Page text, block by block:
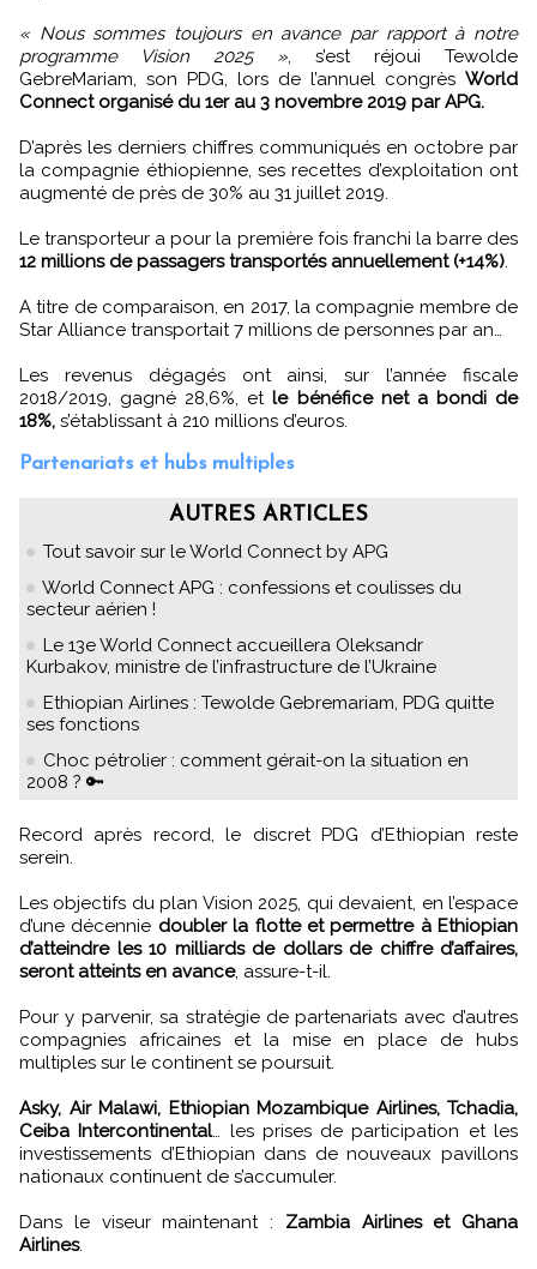
« Nous sommes toujours en avance par rapport à notre
programme Vision 2025 », s’est réjoui Tewolde
GebreMariam, son PDG, lors de l’annuel congrès World
Connect organisé du 1er au 3 novembre 2019 par APG.
D’après les derniers chiffres communiqués en octobre par
la compagnie éthiopienne, ses recettes d’exploitation ont
augmenté de près de 30% au 31 juillet 2019.
Le transporteur a pour la première fois franchi la barre des
12 millions de passagers transportés annuellement (+14%).
A titre de comparaison, en 2017, la compagnie membre de
Star Alliance transportait 7 millions de personnes par an…
Les revenus dégagés ont ainsi, sur l’année fiscale
2018/2019, gagné 28,6%, etle bénéfice net a bondi de
18%, s’établissant à 210 millions d’euros.
Partenariats et hubs multiples
AUTRES ARTICLES
Tout savoir sur le World Connect by APG
World Connect APG : confessions et coulisses du
secteur aérien !
Le 13e World Connect accueillera Oleksandr
Kurbakov, ministre de l’infrastructure de l’Ukraine
Ethiopian Airlines : Tewolde Gebremariam, PDG quitte
ses fonctions
Choc pétrolier : comment gérait-on la situation en
2008 ? 🔑
Record après record, le discret PDG d’Ethiopian reste
serein.
Les objectifs du plan Vision 2025, qui devaient, en l’espace
d’une décennie doubler la flotte et permettre à Ethiopian
d’atteindre les 10 milliards de dollars de chiffre d’affaires,
seront atteints en avance, assure-t-il.
Pour y parvenir, sa stratégie de partenariats avec d’autres
compagnies africaines et la mise en place de hubs
multiples sur le continent se poursuit.
Asky, Air Malawi, Ethiopian Mozambique Airlines, Tchadia,
Ceiba Intercontinental… les prises de participation et les
investissements d’Ethiopian dans de nouveaux pavillons
nationaux continuent de s’accumuler.
Dans le viseur maintenant : Zambia Airlines et Ghana
Airlines.